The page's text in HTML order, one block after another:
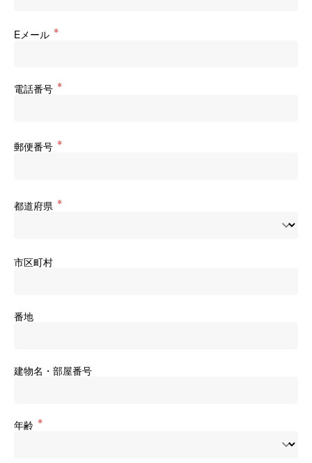
Eメール
電話番号
郵便番号
都道府県
市区町村
番地
建物名・部屋番号
年齢